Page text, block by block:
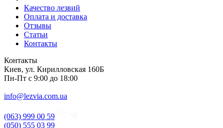
Качество лезвий
Оплата и доставка
Отзывы
Статьи
Контакты
Контакты
Киев, ул. Кирилловская 160Б
Пн-Пт с 9:00 до 18:00
info@lezvia.com.ua
(063) 999 00 59
(050) 555 03 99